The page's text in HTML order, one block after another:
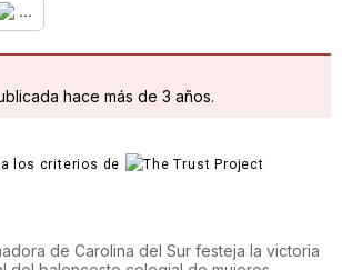
...
hace más de 3 años.
los criterios de
de Carolina del Sur festeja la victoria